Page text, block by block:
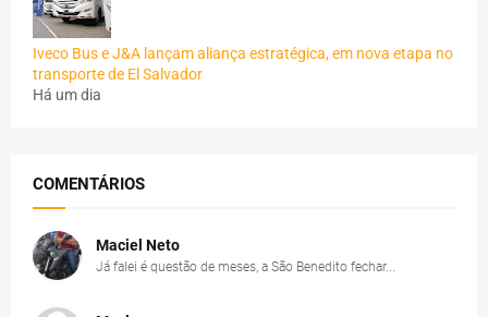
Iveco Bus e J&A lançam aliança estratégica, em nova etapa no
transporte de El Salvador
Há um dia
COMENTÁRIOS
Maciel Neto
Já falei é questão de meses, a São Benedito fechar...